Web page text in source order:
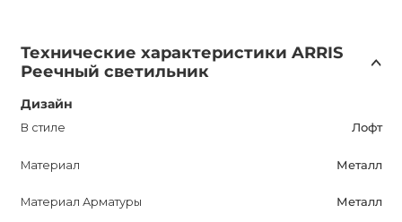
Влагозащита светильника соответствует классу IP20,
что значит, что он подходит для использования в сухих
помещениях.
ARRIS Реечный светильник будет отличным выбором
дизайна. Мы предлагаем гарантию на светильник в
Технические характеристики ARRIS
Реечный светильник
Дизайн
В стиле Лофт
Материал Металл
Материал Арматуры Металл